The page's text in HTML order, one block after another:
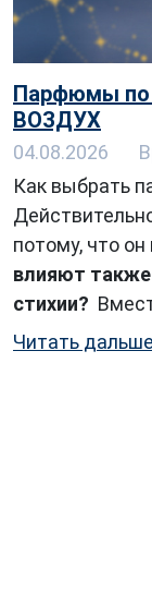
Парфюмы по
ВОЗДУХ
04.08.2026
Как выбрать
потому, что
влияют также
стихии?
ароматов для
Читать дальше